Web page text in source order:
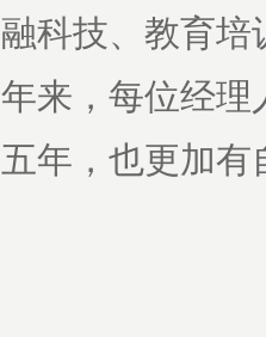
融科技、教育培
年来，每位经理
五年，也更加有